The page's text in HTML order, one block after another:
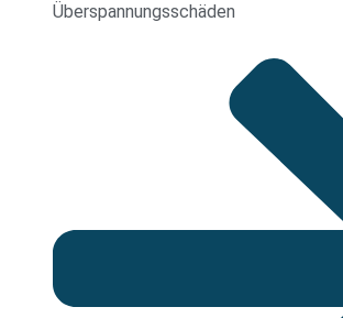
Überspannungsschäden